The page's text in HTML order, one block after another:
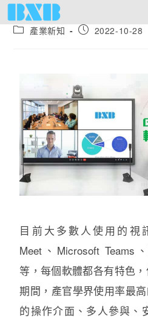
產業新知 2022-10-28
目前大多數人使用的視
Meet、Microsoft Teams
等，每個軟體都各有特色
期間，產官學界使用率最
的操作介面、多人參與、